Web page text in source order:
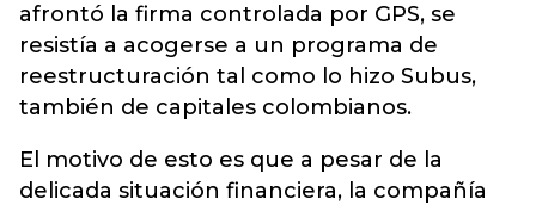
afrontó la firma controlada por GPS, se
resistía a acogerse a un programa de
reestructuración tal como lo hizo Subus,
también de capitales colombianos.
El motivo de esto es que a pesar de la
delicada situación financiera, la compañía